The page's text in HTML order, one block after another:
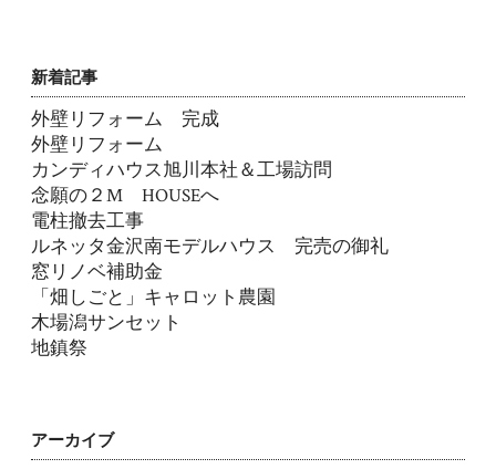
新着記事
外壁リフォーム 完成
外壁リフォーム
カンディハウス旭川本社＆工場訪問
念願の２M HOUSEへ
電柱撤去工事
ルネッタ金沢南モデルハウス 完売の御礼
窓リノベ補助金
「畑しごと」キャロット農園
木場潟サンセット
地鎮祭
アーカイブ